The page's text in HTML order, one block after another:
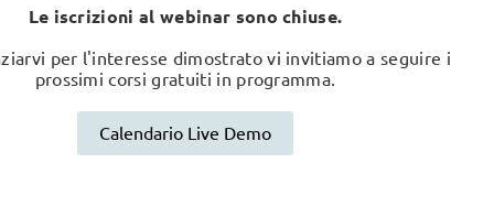
Le iscrizioni al webinar sono chiuse.
per l'interesse dimostrato vi invitiamo a seguire i
prossimi corsi gratuiti in programma.
Calendario Live Demo